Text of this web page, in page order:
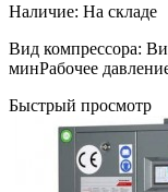
Наличие: На складе
Вид компрессора:
минРабочее
Быстрый просмотр